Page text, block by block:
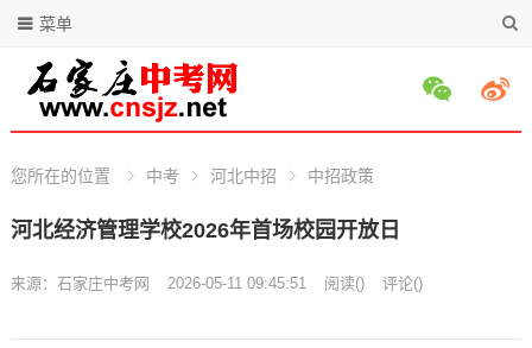
菜单
您所在的位置 中考 河北中招 中招政策
河北经济管理学校2026年首场校园开放日
来源： 石家庄中考网 2026-05-11 09:45:51 阅读() 评论()